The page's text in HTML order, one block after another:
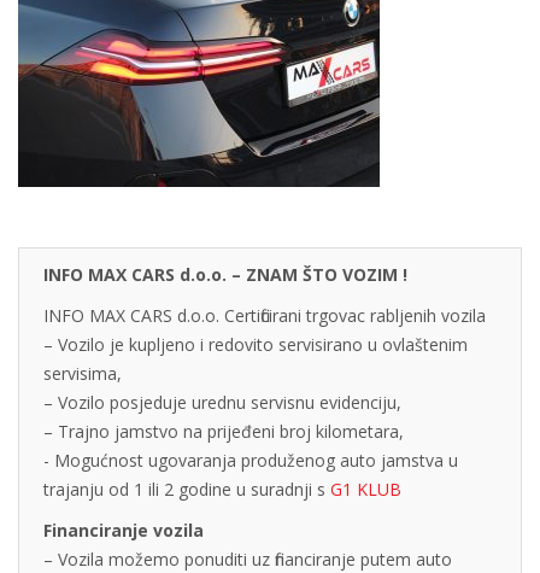
INFO MAX CARS d.o.o. – ZNAM ŠTO VOZIM !
INFO MAX CARS d.o.o. Certificirani trgovac rabljenih vozila
– Vozilo je kupljeno i redovito servisirano u ovlaštenim
servisima,
– Vozilo posjeduje urednu servisnu evidenciju,
– Trajno jamstvo na prijeđeni broj kilometara,
- Mogućnost ugovaranja produženog auto jamstva u
trajanju od 1 ili 2 godine u suradnji s G1 KLUB
Financiranje vozila
– Vozila možemo ponuditi uz financiranje putem auto